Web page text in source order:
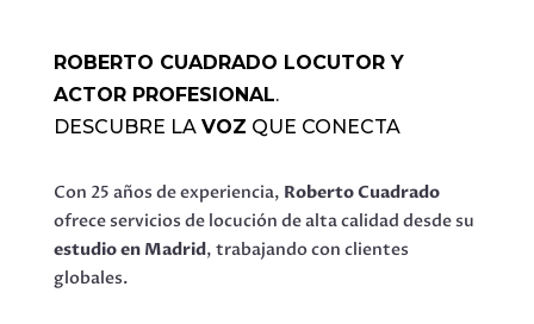
ROBERTO CUADRADO LOCUTOR Y
ACTOR PROFESIONAL.
DESCUBRE LA VOZ QUE CONECTA
Con 25 años de experiencia, Roberto Cuadrado
ofrece servicios de locución de alta calidad desde su
estudio en Madrid, trabajando con clientes
globales.